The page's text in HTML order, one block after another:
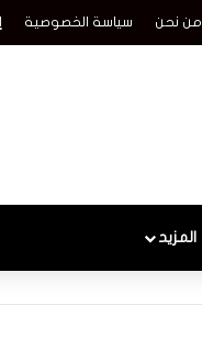
من نحن سياسة الخصوصية
المزيد